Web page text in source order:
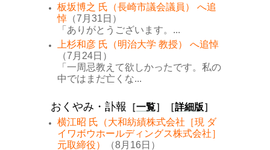
板坂博之 氏（長崎市議会議員） へ追
悼 （7月31日）
「ありがとうございます。...
上杉和彦 氏（明治大学 教授） へ追悼
（7月24日）
「一周忌教えて欲しかったです。私の
中ではまだ亡くな...
おくやみ・訃報 ［一覧］［詳細版］
横江昭 氏（大和紡績株式会社［現 ダ
イワボウホールディングス株式会社］
元取締役）
（8月16日）